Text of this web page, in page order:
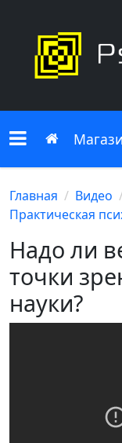
МенюГлавная
Главная Видео
Практическая
Надо ли
точки
науки?